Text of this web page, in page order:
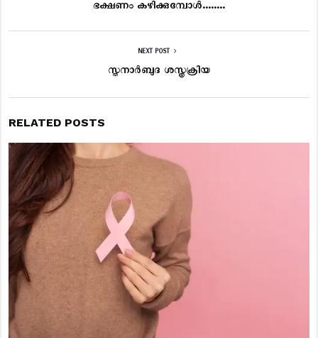
ഭക്ഷണം കഴിക്കുമ്പോൾ……..
NEXT POST
സ്തനാർബുദ ശസ്ത്രക്രിയ
RELATED POSTS